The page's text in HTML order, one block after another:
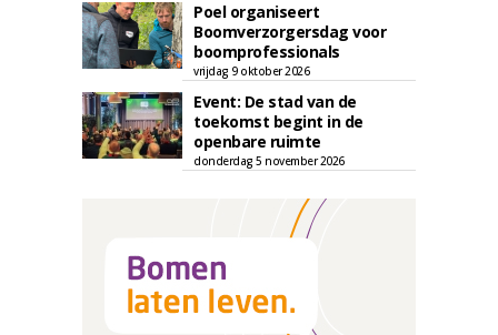
Poel organiseert
Boomverzorgersdag voor
boomprofessionals
vrijdag 9 oktober 2026
Event: De stad van de
toekomst begint in de
openbare ruimte
donderdag 5 november 2026